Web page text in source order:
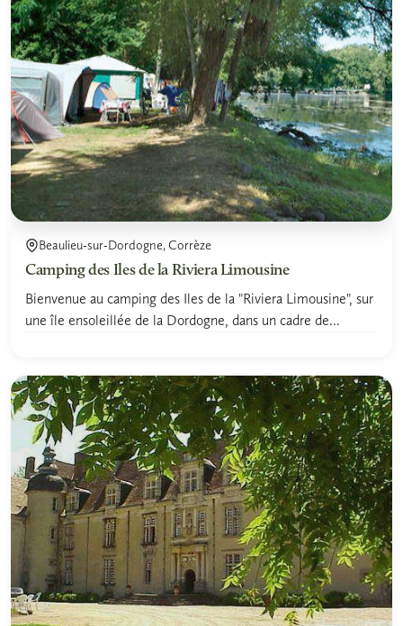
Beaulieu-sur-Dordogne, Corrèze
Camping des Iles de la Riviera Limousine
Bienvenue au camping des Iles de la "Riviera Limousine", sur
une île ensoleillée de la Dordogne, dans un cadre de...